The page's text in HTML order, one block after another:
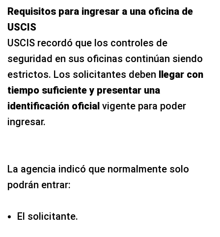
Requisitos para ingresar a una oficina de
USCIS
USCIS recordó que los controles de
seguridad en sus oficinas continúan siendo
estrictos. Los solicitantes deben llegar con
tiempo suficiente y presentar una
identificación oficial vigente para poder
ingresar.
La agencia indicó que normalmente solo
podrán entrar:
El solicitante.